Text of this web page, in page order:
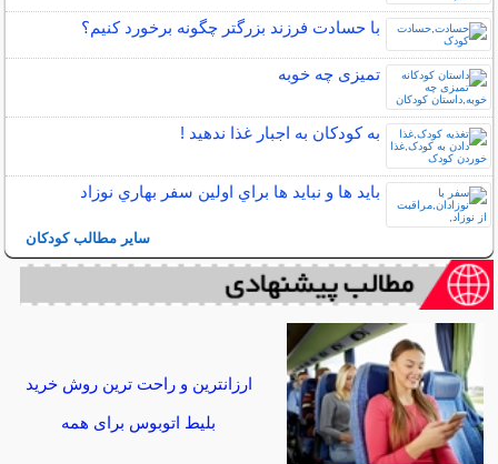
با حسادت فرزند بزرگتر چگونه برخورد کنیم؟
تمیزی چه خوبه
به کودکان به اجبار غذا ندهید !
بايد ها و نبايد ها براي اولين سفر بهاري نوزاد
سایر مطالب کودکان
ارزانترین و راحت ترین روش خرید
بلیط اتوبوس برای همه